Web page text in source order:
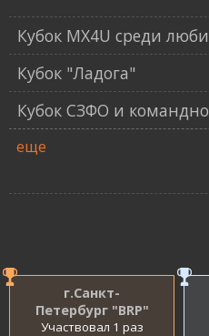
Кубок MX4U среди
Кубок "Ладога"
Кубок СЗФО и
еще
г.Санкт-
Петербург "BRP"
Участвовал 1 раз